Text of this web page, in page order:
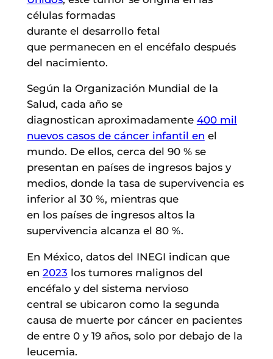
células formadas
durante el desarrollo fetal
que permanecen en el encéfalo después
del nacimiento.
Según la Organización Mundial de la
Salud, cada año se
diagnostican aproximadamente 400 mil
nuevos casos de cáncer infantil en el
mundo. De ellos, cerca del 90 % se
presentan en países de ingresos bajos y
medios, donde la tasa de supervivencia es
inferior al 30 %, mientras que
en los países de ingresos altos la
supervivencia alcanza el 80 %.
En México, datos del INEGI indican que
en 2023 los tumores malignos del
encéfalo y del sistema nervioso
central se ubicaron como la segunda
causa de muerte por cáncer en pacientes
de entre 0 y 19 años, solo por debajo de la
leucemia.